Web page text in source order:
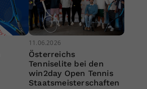
11.06.2026
Österreichs
Tenniselite bei den
win2day Open Tennis
Staatsmeisterschaften